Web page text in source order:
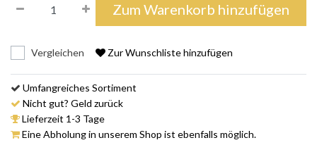
Zum Warenkorb hinzufügen
Vergleichen Zur Wunschliste hinzufügen
Umfangreiches Sortiment
Nicht gut? Geld zurück
Lieferzeit 1-3 Tage
Eine Abholung in unserem Shop ist ebenfalls möglich.